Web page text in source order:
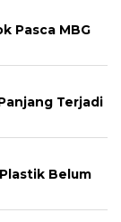
Pasca MBG
Terjadi
Belum